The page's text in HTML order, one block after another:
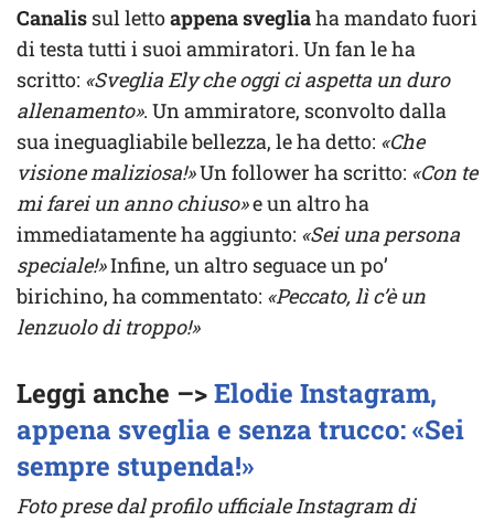
Canalis sul lettoappena svegliaha mandato fuori
di testa tutti i suoi ammiratori. Un fan le ha
scritto: «Sveglia Ely che oggi ci aspetta un duro
allenamento». Un ammiratore, sconvolto dalla
sua ineguagliabile bellezza, le ha detto: «Che
visione maliziosa!»Un follower ha scritto: «Con te
mi farei un anno chiuso»e un altro ha
immediatamente ha aggiunto: «Sei una persona
speciale!»Infine, un altro seguace un po’
birichino, ha commentato: «Peccato, lì c’è un
lenzuolo di troppo!»
Leggi anche –>Elodie Instagram,
appena sveglia e senza trucco: «Sei
sempre stupenda!»
Foto prese dal profilo ufficiale Instagram di